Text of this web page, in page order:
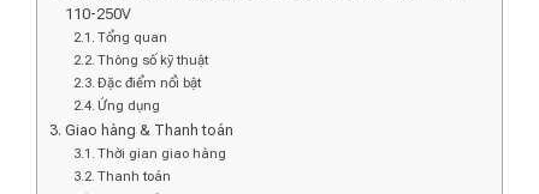
110-250V
Tổng quan
Thông số kỹ thuật
Đặc điểm nổi bật
Ứng dụng
Giao hàng & Thanh toán
Thời gian giao hàng
Thanh toán